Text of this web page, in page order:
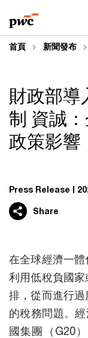
to
content
to
footer
首頁 新聞發布
財政部導
制 資誠
政策影響
Press Release
Share
在全球經濟一
利用低稅負國
排，從而進行
的稅務問題。
國集團（G20